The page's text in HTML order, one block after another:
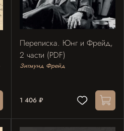
Переписка. Юнг и Фрейд,
2 части (PDF)
Зигмунд Фрейд
1 406 ₽